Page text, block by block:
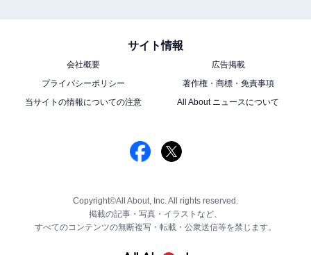
サイト情報
会社概要
広告掲載
プライバシーポリシー
著作権・商標・免責事項
当サイトの情報についての注意
All About ニュースについて
Copyright©All About, Inc. All rights reserved.
掲載の記事・写真・イラストなど、
すべてのコンテンツの無断複写・転載・公衆送信等を禁じます。